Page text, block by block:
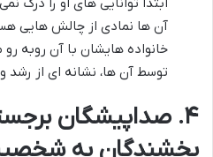
آن ها نمادی از چالش هایی
خانواده هایشان با آن روبه
توسط آن ها، نشانه ای از رشد
۴. صداپیشگان
بخشندگان به